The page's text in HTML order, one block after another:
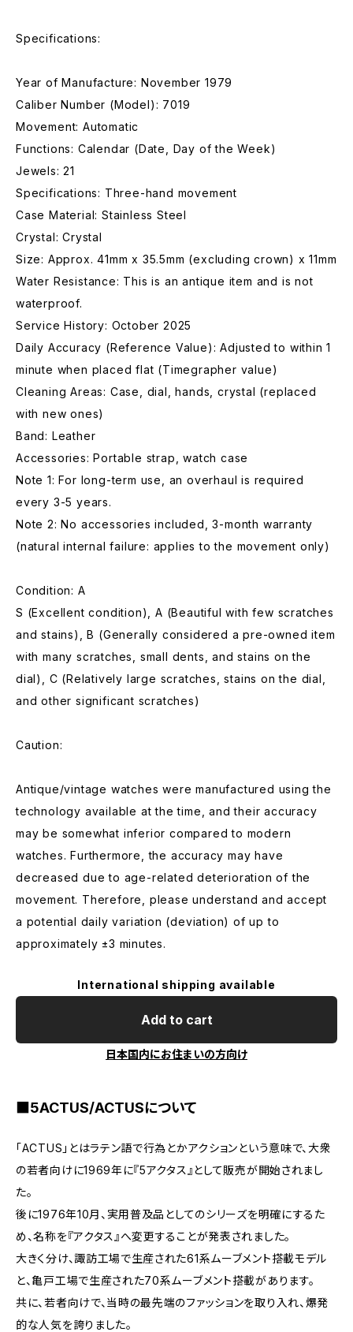
Specifications:
Year of Manufacture: November 1979
Caliber Number (Model): 7019
Movement: Automatic
Functions: Calendar (Date, Day of the Week)
Jewels: 21
Specifications: Three-hand movement
Case Material: Stainless Steel
Crystal: Crystal
Size: Approx. 41mm x 35.5mm (excluding crown) x 11mm
Water Resistance: This is an antique item and is not
waterproof.
Service History: October 2025
Daily Accuracy (Reference Value): Adjusted to within 1
minute when placed flat (Timegrapher value)
Cleaning Areas: Case, dial, hands, crystal (replaced
with new ones)
Band: Leather
Accessories: Portable strap, watch case
Note 1: For long-term use, an overhaul is required
every 3-5 years.
Note 2: No accessories included, 3-month warranty
(natural internal failure: applies to the movement only)
Condition: A
S (Excellent condition), A (Beautiful with few scratches
and stains), B (Generally considered a pre-owned item
with many scratches, small dents, and stains on the
dial), C (Relatively large scratches, stains on the dial,
and other significant scratches)
Caution:
Antique/vintage watches were manufactured using the
technology available at the time, and their accuracy
may be somewhat inferior compared to modern
watches. Furthermore, the accuracy may have
decreased due to age-related deterioration of the
movement. Therefore, please understand and accept
a potential daily variation (deviation) of up to
approximately ±3 minutes.
International shipping available
Add to cart
日本国内にお住まいの方向け
■5ACTUS/ACTUSについて
「ACTUS」とはラテン語で行為とかアクションという意味で、大衆
の若者向けに1969年に『5アクタス』として販売が開始されまし
た。
後に1976年10月、実用普及品としてのシリーズを明確にするた
め、名称を『アクタス』へ変更することが発表されました。
大きく分け、諏訪工場で生産された61系ムーブメント搭載モデル
と、亀戸工場で生産された70系ムーブメント搭載があります。
共に、若者向けで、当時の最先端のファッションを取り入れ、爆発
的な人気を誇りました。